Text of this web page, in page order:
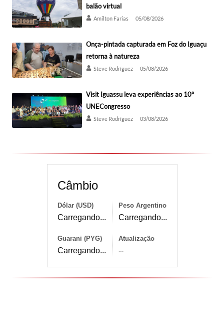
balão virtual
Amilton Farias 05/08/2026
Onça-pintada capturada em Foz do Iguaçu
retorna à natureza
Steve Rodríguez 05/08/2026
Visit Iguassu leva experiências ao 10º
UNECongresso
Steve Rodríguez 03/08/2026
Câmbio
Dólar (USD)
Carregando...
Peso Argentino
Carregando...
Guarani (PYG)
Carregando...
Atualização
--